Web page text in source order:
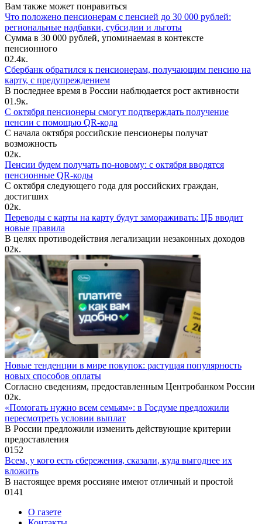
Вам также может понравиться
Что положено пенсионерам с пенсией до 30 000 рублей:
региональные надбавки, субсидии и льготы
Сумма в 30 000 рублей, упоминаемая в контексте
пенсионного
02.4к.
Сбербанк обратился к пенсионерам, получающим пенсию на
карту, с предупреждением
В последнее время в России наблюдается рост активности
01.9к.
С октября пенсионеры смогут подтверждать получение
пенсии с помощью QR-кода
С начала октября российские пенсионеры получат
возможность
02к.
Пенсии будем получать по-новому: с октября вводятся
пенсионные QR-коды
С октября следующего года для российских граждан,
достигших
02к.
Переводы с карты на карту будут замораживать: ЦБ вводит
новые правила
В целях противодействия легализации незаконных доходов
02к.
Новые тенденции в мире покупок: растущая популярность
новых способов оплаты
Согласно сведениям, предоставленным Центробанком России
02к.
«Помогать нужно всем семьям»: в Госдуме предложили
пересмотреть условии выплат
В России предложили изменить действующие критерии
предоставления
0152
Всем, у кого есть сбережения, сказали, куда выгоднее их
вложить
В настоящее время россияне имеют отличный и простой
0141
О газете